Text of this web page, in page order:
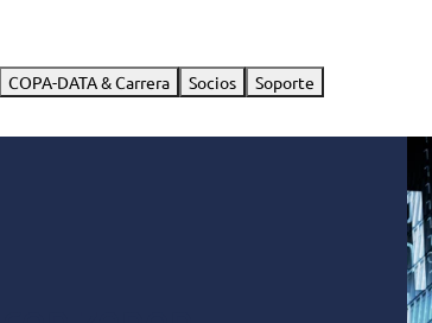
COPA-DATA & Carrera Socios Soporte